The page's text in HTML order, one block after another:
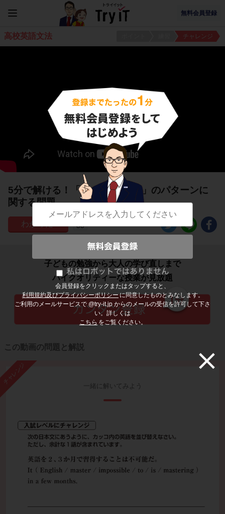
無料会員登録
会員登録をクリックまたはタップすると、
利用規約及びプライバシーポリシーに同意したものとみなします。
ご利用のメールサービスで @try-it.jp からのメールの受信を許可して下さ
い。詳しくは
こちら をご覧ください。
高校英語文法 チャレンジ
5分で解ける！「It is … to 動詞」のパターンに
関する問題
35
子どもの勉強から大人の学び直しまで
ハイクオリティーな授業が見放題
この動画の問題と解説
チャレンジ
一緒に解いてみよう